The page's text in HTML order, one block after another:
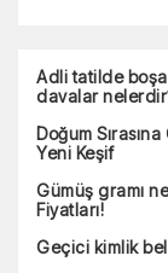
Adli tatilde
davalar
Doğum
Yeni Keşif
Gümüş gramı
Fiyatları!
Geçici kimlik